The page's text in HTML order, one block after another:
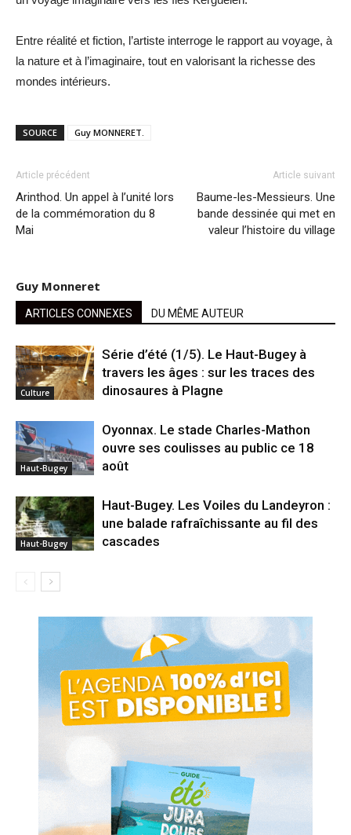
Entre réalité et fiction, l’artiste interroge le rapport au voyage, à
la nature et à l’imaginaire, tout en valorisant la richesse des
mondes intérieurs.
SOURCE Guy MONNERET.
Article précédent
Arinthod. Un appel à l’unité lors
de la commémoration du 8
Mai
Article suivant
Baume-les-Messieurs. Une
bande dessinée qui met en
valeur l’histoire du village
Guy Monneret
ARTICLES CONNEXES DU MÊME AUTEUR
Culture
Série d’été (1/5). Le Haut-Bugey à
travers les âges : sur les traces des
dinosaures à Plagne
Haut-Bugey
Oyonnax. Le stade Charles-Mathon
ouvre ses coulisses au public ce 18
août
Haut-Bugey
Haut-Bugey. Les Voiles du Landeyron :
une balade rafraîchissante au fil des
cascades